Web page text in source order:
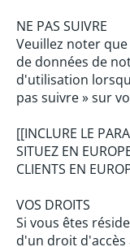
NE PAS SUIVRE
Veuillez noter
de données de
d'utilisation
pas suivre » sur
[[INCLURE LE
SITUEZ EN
CLIENTS EN
VOS DROITS
Si vous êtes
d'un droit